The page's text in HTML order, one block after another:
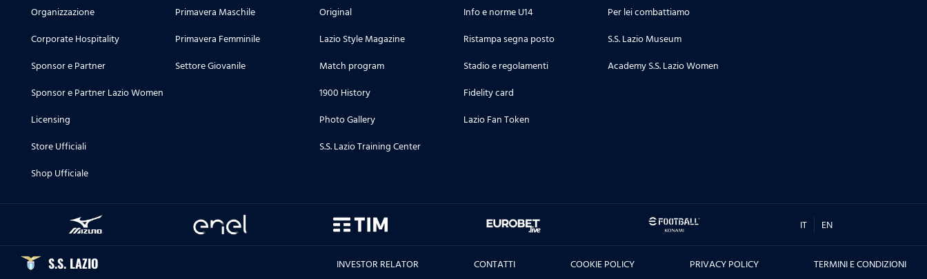
18.06.26
Stagione 2 | Puntata 32
Organizzazione
Corporate Hospitality
Sponsor e Partner
Sponsor e Partner Lazio Women
Licensing
Store Ufficiali
Shop Ufficiale
Primavera Maschile
Primavera Femminile
Settore Giovanile
Original
Lazio Style Magazine
Match program
1900 History
Photo Gallery
S.S. Lazio Training Center
Info e norme U14
Ristampa segna posto
Stadio e regolamenti
Fidelity card
Lazio Fan Token
Per lei combattiamo
S.S. Lazio Museum
Academy S.S. Lazio Women
IT EN
S.S. LAZIO INVESTOR RELATOR CONTATTI COOKIE POLICY PRIVACY POLICY TERMINI E CONDIZIONI